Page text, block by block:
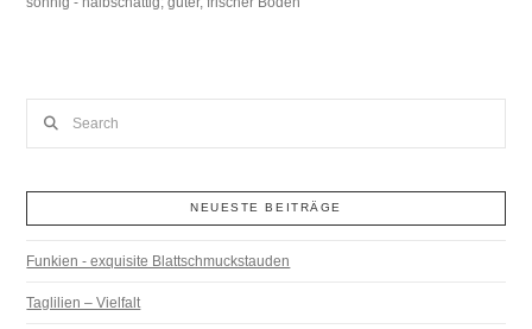
NEUESTE BEITRÄGE
Funkien - exquisite Blattschmuckstauden
Taglilien – Vielfalt